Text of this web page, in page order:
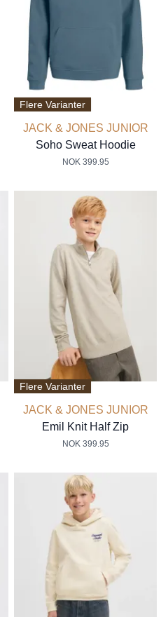
Flere Varianter
JACK & JONES JUNIOR
Soho Sweat Hoodie
NOK 399.95
Flere Varianter
JACK & JONES JUNIOR
Emil Knit Half Zip
NOK 399.95